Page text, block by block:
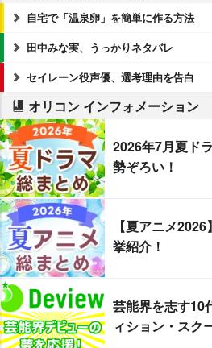
自宅で「温泉卵」を簡単に作る方法
田中みな実、うっかりネタバレ
セイレーン役声優、選考理由を告白
オリコン インフォメーション
2026年7月夏ド
勢ぞろい！
【夏アニメ
挙紹介！
芸能界を志す
ィション・スク